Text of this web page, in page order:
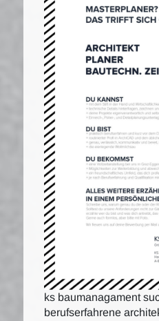
ks baumanagament
berufserfahrene